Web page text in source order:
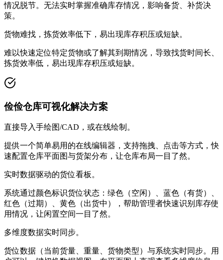
情况脱节。无法实时掌握准确库存情况，影响备货、补货决
策。
货物难找，拣货效率低下，易出现库存积压或短缺。
难以快速定位特定货物或了解其到期情况，导致找货时间长、
拣货效率低，易出现库存积压或短缺。
俭俭仓库可视化解决方案
直接导入手绘图/CAD，或在线绘制。
提供一个简单易用的在线编辑器，支持拖拽、点击等方式，快
速配置仓库平面图与货架分布，让仓库布局一目了然。
实时数据驱动的货位看板。
系统通过颜色标识货位状态：绿色（空闲）、蓝色（有货）、
红色（过期）、黄色（出货中），帮助管理者快速识别库存使
用情况，让闲置空间一目了然。
多维度数据实时同步。
货位数据（当前货量、重量、货物类型）与系统实时同步。用